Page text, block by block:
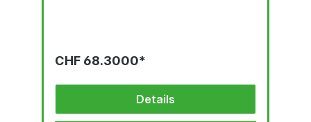
CHF 68.3000*
Details